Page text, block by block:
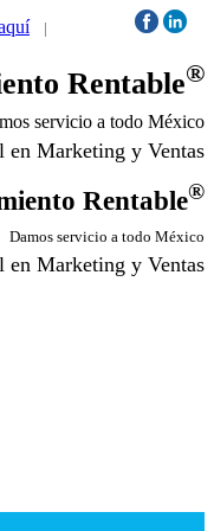
|
Rentable®
servicio a todo México
en Marketing y Ventas
Rentable®
Damos servicio a todo México
en Marketing y Ventas